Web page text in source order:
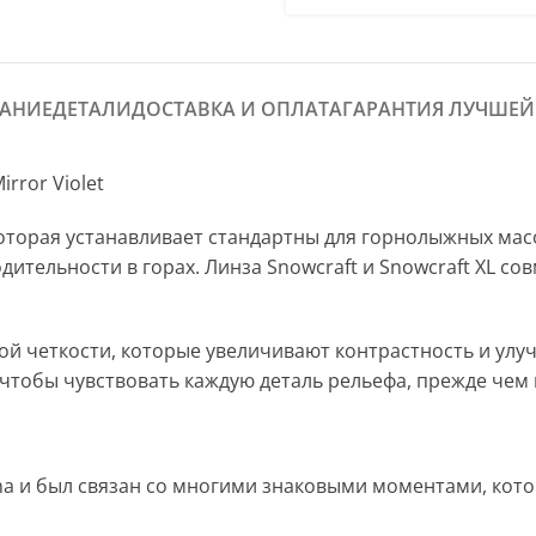
ДЕТАЛИДОСТАВКА И ОПЛАТАГАРАНТИЯ
Violet
устанавливает стандартны для горнолыжных
в горах. Линза Snowcraft и Snowcraft XL
четкости, которые увеличивают контрастность и
чувствовать каждую деталь рельефа, прежде чем
и был связан со многими знаковыми моментами,